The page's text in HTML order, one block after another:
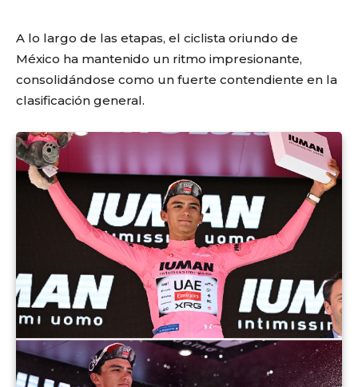
A lo largo de las etapas, el ciclista oriundo de
México ha mantenido un ritmo impresionante,
consolidándose como un fuerte contendiente en la
clasificación general.